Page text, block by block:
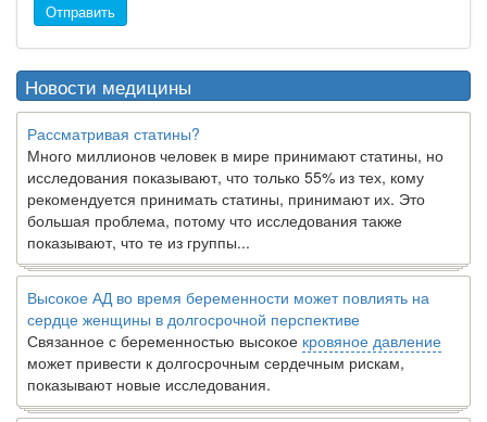
Отправить
Новости медицины
Рассматривая статины?
Много миллионов человек в мире принимают статины, но
исследования показывают, что только 55% из тех, кому
рекомендуется принимать статины, принимают их. Это
большая проблема, потому что исследования также
показывают, что те из группы...
Высокое АД во время беременности может повлиять на
сердце женщины в долгосрочной перспективе
Связанное с беременностью высокое кровяное давление
может привести к долгосрочным сердечным рискам,
показывают новые исследования.